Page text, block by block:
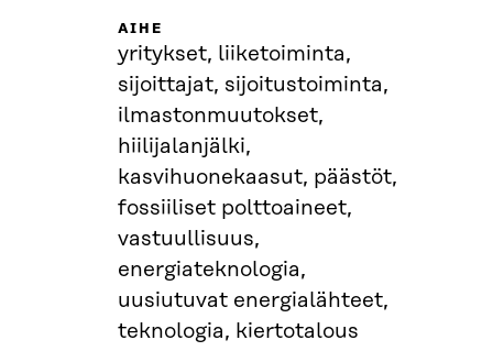
AIHE
yritykset, liiketoiminta,
sijoittajat, sijoitustoiminta,
ilmastonmuutokset,
hiilijalanjälki,
kasvihuonekaasut, päästöt,
fossiiliset polttoaineet,
vastuullisuus,
energiateknologia,
uusiutuvat energialähteet,
teknologia, kiertotalous